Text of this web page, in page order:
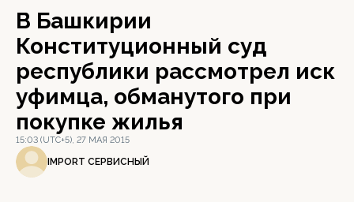
В Башкирии
Конституционный суд
республики рассмотрел иск
уфимца, обманутого при
покупке жилья
15:03 (UTC+5), 27 МАЯ 2015
IMPORT СЕРВИСНЫЙ